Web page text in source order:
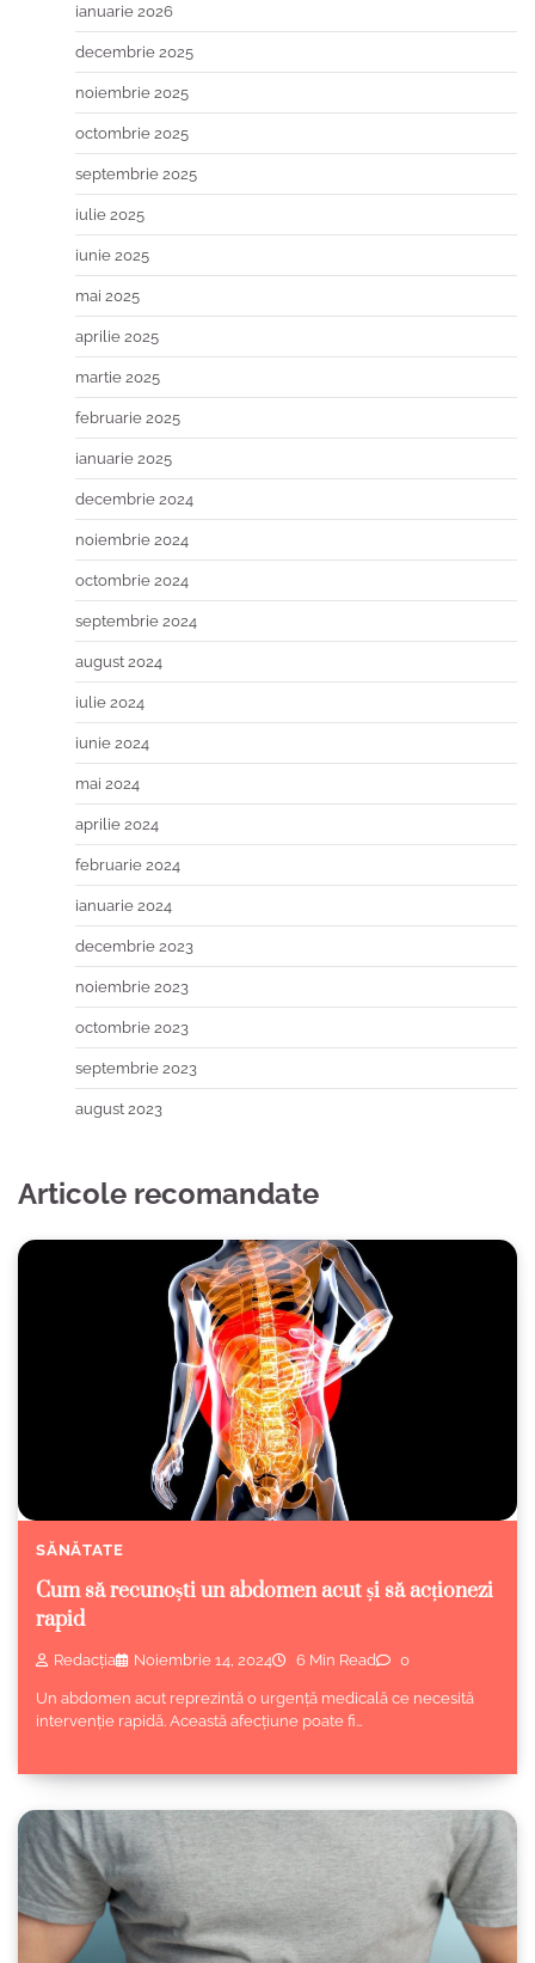
ianuarie 2026
decembrie 2025
noiembrie 2025
octombrie 2025
septembrie 2025
iulie 2025
iunie 2025
mai 2025
aprilie 2025
martie 2025
februarie 2025
ianuarie 2025
decembrie 2024
noiembrie 2024
octombrie 2024
septembrie 2024
august 2024
iulie 2024
iunie 2024
mai 2024
aprilie 2024
februarie 2024
ianuarie 2024
decembrie 2023
noiembrie 2023
octombrie 2023
septembrie 2023
august 2023
Articole recomandate
SĂNĂTATE
Cum să recunoști un abdomen acut și să acționezi
rapid
Redacția Noiembrie 14, 2024 6 Min Read 0
Un abdomen acut reprezintă o urgență medicală ce necesită
intervenție rapidă. Această afecțiune poate fi…